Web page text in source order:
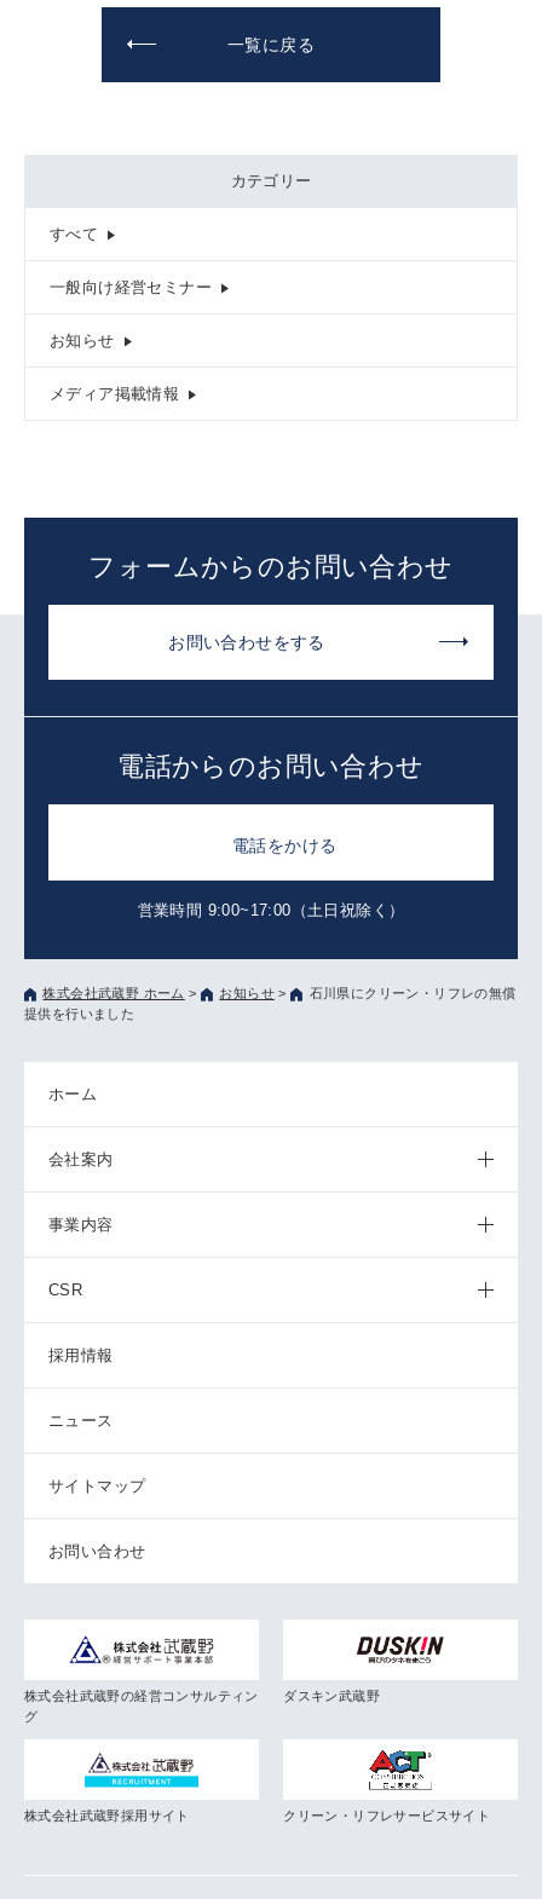
一覧に戻る
カテゴリー
すべて
一般向け経営セミナー
お知らせ
メディア掲載情報
フォームからのお問い合わせ
お問い合わせをする
電話からのお問い合わせ
電話をかける
営業時間 9:00~17:00（土日祝除く）
株式会社武蔵野 ホーム > お知らせ >
石川県にクリーン・リフレの無償
提供を行いました
ホーム
会社案内
事業内容
CSR
採用情報
ニュース
サイトマップ
お問い合わせ
株式会社武蔵野の経営コンサルティン
グ
ダスキン武蔵野
株式会社武蔵野採用サイト クリーン・リフレサービスサイト